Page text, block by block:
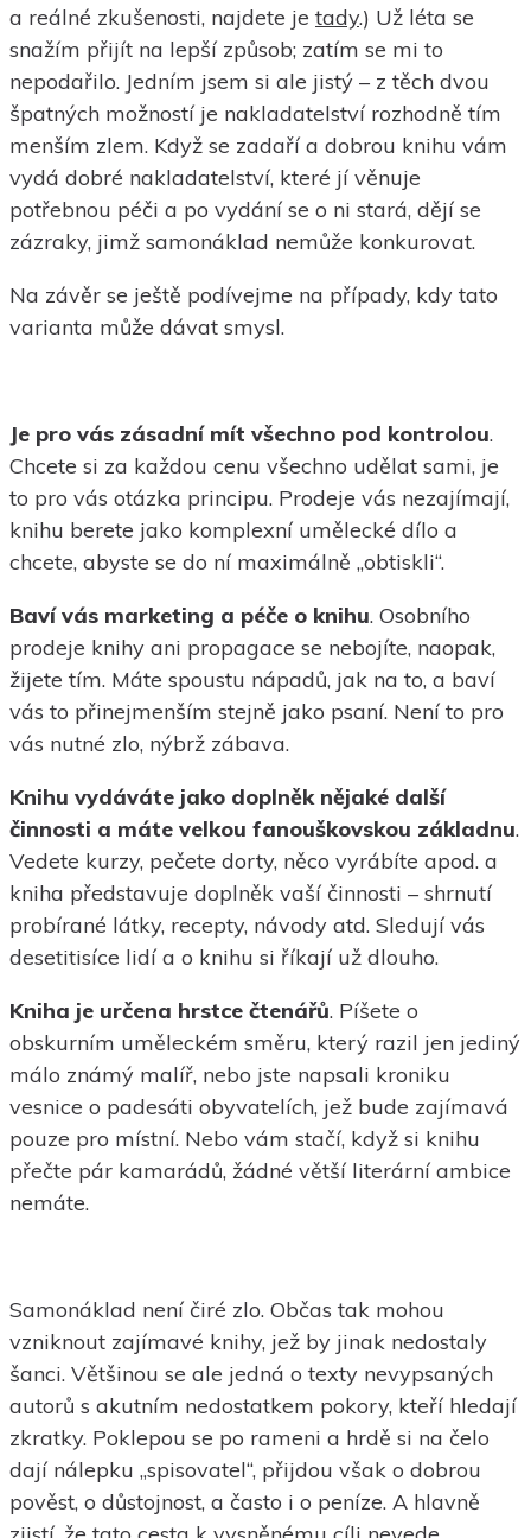
a reálné zkušenosti, najdete je tady.) Už léta se
snažím přijít na lepší způsob; zatím se mi to
nepodařilo. Jedním jsem si ale jistý – z těch dvou
špatných možností je nakladatelství rozhodně tím
menším zlem. Když se zadaří a dobrou knihu vám
vydá dobré nakladatelství, které jí věnuje
potřebnou péči a po vydání se o ni stará, dějí se
zázraky, jimž samonáklad nemůže konkurovat.
Na závěr se ještě podívejme na případy, kdy tato
varianta může dávat smysl.
Je pro vás zásadní mít všechno pod kontrolou.
Chcete si za každou cenu všechno udělat sami, je
to pro vás otázka principu. Prodeje vás nezajímají,
knihu berete jako komplexní umělecké dílo a
chcete, abyste se do ní maximálně „obtiskli“.
Baví vás marketing a péče o knihu. Osobního
prodeje knihy ani propagace se nebojíte, naopak,
žijete tím. Máte spoustu nápadů, jak na to, a baví
vás to přinejmenším stejně jako psaní. Není to pro
vás nutné zlo, nýbrž zábava.
Knihu vydáváte jako doplněk nějaké další
činnosti a máte velkou fanouškovskou základnu.
Vedete kurzy, pečete dorty, něco vyrábíte apod. a
kniha představuje doplněk vaší činnosti – shrnutí
probírané látky, recepty, návody atd. Sledují vás
desetitisíce lidí a o knihu si říkají už dlouho.
Kniha je určena hrstce čtenářů. Píšete o
obskurním uměleckém směru, který razil jen jediný
málo známý malíř, nebo jste napsali kroniku
vesnice o padesáti obyvatelích, jež bude zajímavá
pouze pro místní. Nebo vám stačí, když si knihu
přečte pár kamarádů, žádné větší literární ambice
nemáte.
Samonáklad není čiré zlo. Občas tak mohou
vzniknout zajímavé knihy, jež by jinak nedostaly
šanci. Většinou se ale jedná o texty nevypsaných
autorů s akutním nedostatkem pokory, kteří hledají
zkratky. Poklepou se po rameni a hrdě si na čelo
dají nálepku „spisovatel“, přijdou však o dobrou
pověst, o důstojnost, a často i o peníze. A hlavně